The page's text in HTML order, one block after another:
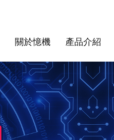
關於憶機 產品介紹